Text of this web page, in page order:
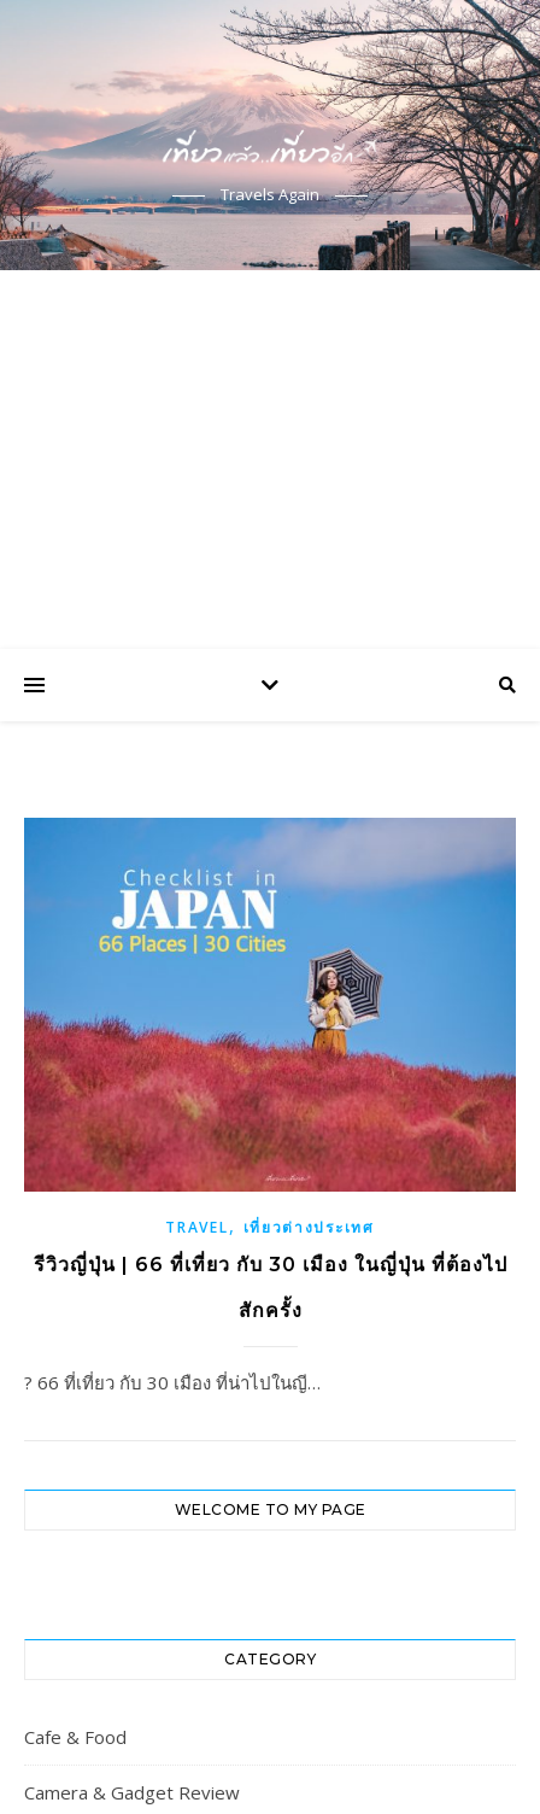
Travels Again
TRAVEL, เที่ยวต่างประเทศ
รีวิวญี่ปุ่น | 66 ที่เที่ยว กับ 30 เมือง ในญี่ปุ่น ที่ต้องไป
สักครั้ง
? 66 ที่เที่ยว กับ 30 เมือง ที่น่าไปในญี…
WELCOME TO MY PAGE
CATEGORY
Cafe & Food
Camera & Gadget Review